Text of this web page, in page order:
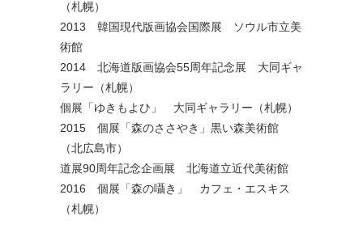
（札幌）
2013 韓国現代版画協会国際展 ソウル市立美
術館
2014 北海道版画協会55周年記念展 大同ギャ
ラリー（札幌）
個展「ゆきもよひ」 大同ギャラリー（札幌）
2015 個展「森のささやき」黒い森美術館
（北広島市）
道展90周年記念企画展 北海道立近代美術館
2016 個展「森の囁き」 カフェ・エスキス
（札幌）